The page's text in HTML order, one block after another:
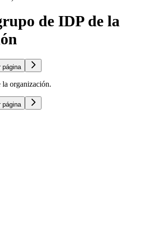
de IDP de la
página
organización.
página